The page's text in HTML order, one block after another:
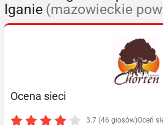
Iganie (mazowieckie
Ocena sieci
3.7 (46 głosów)Oceń